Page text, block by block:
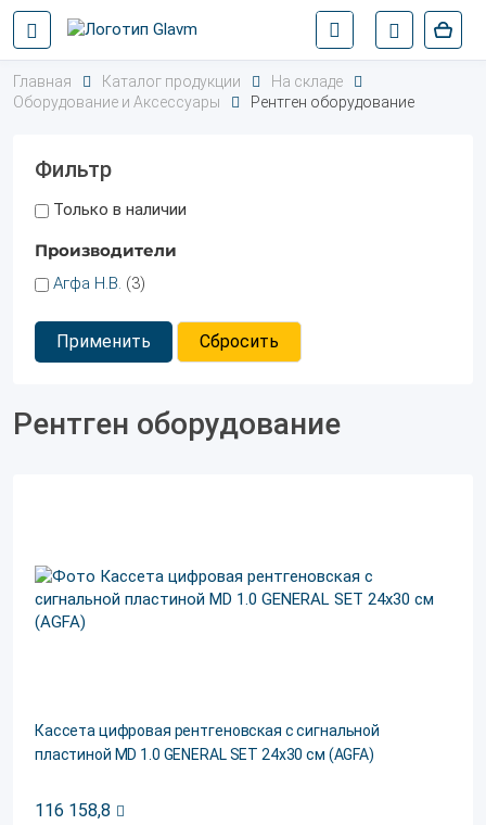
Главная Каталог продукции
На складе
Оборудование и Аксессуары
Рентген оборудование
Фильтр
Только в наличии
Производители
Агфа Н.В. (3)
Применить Сбросить
Рентген оборудование
Кассета цифровая рентгеновская с сигнальной
пластиной MD 1.0 GENERAL SET 24x30 см (AGFA)
116 158,8